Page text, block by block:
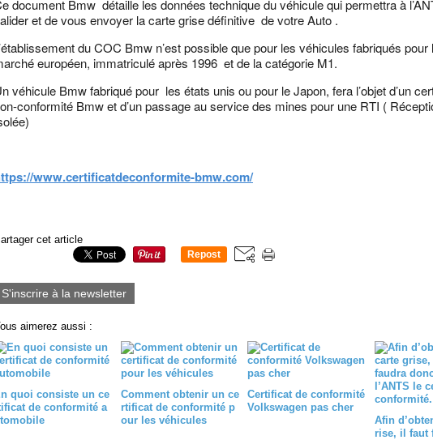
document Bmw détaille les données technique du véhicule qui permettra à
et de vous envoyer la carte grise définitive de votre Auto .
du COC Bmw n’est possible que pour les véhicules fabriqués pour
européen, immatriculé après 1996 et de la catégorie M1.
véhicule Bmw fabriqué pour les états unis ou pour le Japon, fera l’objet d’un
conformité Bmw et d’un passage au service des mines pour une RTI (
www.certificatdeconformite-bmw.com/
cet article
Repost
S'inscrire à la newsletter
aimerez aussi :
quoi consiste un ce
de conformité a
Comment obtenir un ce
rtificat de conformité p
our les véhicules
Certificat de conformité
Volkswagen pas cher
Afin
rise, il faut